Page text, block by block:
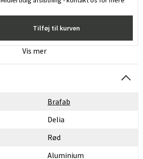
Tilføj til kurven
Vis mer
Brafab
Delia
Rød
Aluminium